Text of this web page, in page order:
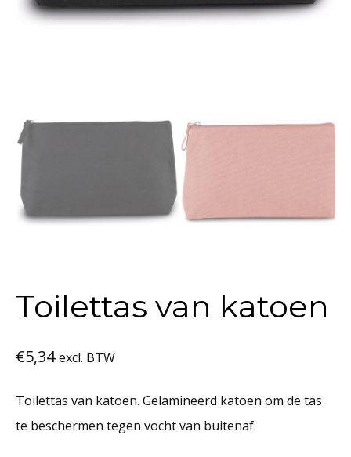
Toilettas van katoen
€5,34 excl. BTW
Toilettas van katoen. Gelamineerd katoen om de tas
te beschermen tegen vocht van buitenaf.